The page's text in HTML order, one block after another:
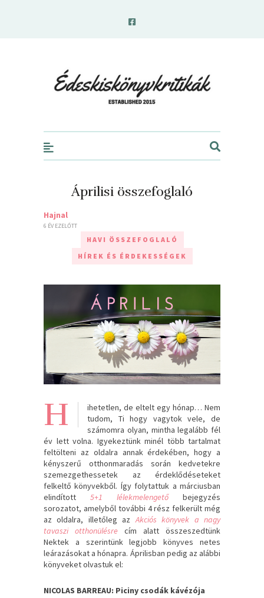
Áprilisi összefoglaló
Hajnal
6 ÉV EZELŐTT
HAVI ÖSSZEFOGLALÓ
HÍREK ÉS ÉRDEKESSÉGEK
H
ihetetlen, de eltelt egy hónap… Nem
tudom, Ti hogy vagytok vele, de
számomra olyan, mintha legalább fél
év lett volna. Igyekeztünk minél több tartalmat
feltölteni az oldalra annak érdekében, hogy a
kényszerű otthonmaradás során kedvetekre
szemezgethessetek az érdeklődéseteket
felkeltő könyvekből. Így folytattuk a márciusban
elindított 5+1 lélekmelengető bejegyzés
sorozatot, amelyből további 4 rész felkerült még
az oldalra, illetőleg az Akciós könyvek a nagy
tavaszi otthonülésre
cím alatt összeszedtünk
Nektek a szerintünk legjobb könyves netes
leárazásokat a hónapra. Áprilisban pedig az alábbi
könyveket olvastuk el:
NICOLAS BARREAU: Piciny csodák kávézója